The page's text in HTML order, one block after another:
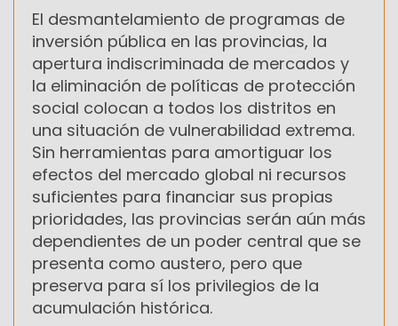
El desmantelamiento de programas de
inversión pública en las provincias, la
apertura indiscriminada de mercados y
la eliminación de políticas de protección
social colocan a todos los distritos en
una situación de vulnerabilidad extrema.
Sin herramientas para amortiguar los
efectos del mercado global ni recursos
suficientes para financiar sus propias
prioridades, las provincias serán aún más
dependientes de un poder central que se
presenta como austero, pero que
preserva para sí los privilegios de la
acumulación histórica.